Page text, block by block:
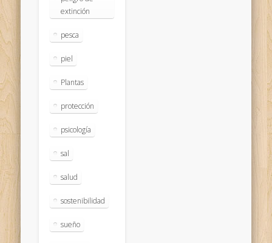
extinción
pesca
piel
Plantas
protección
psicología
sal
salud
sostenibilidad
sueño